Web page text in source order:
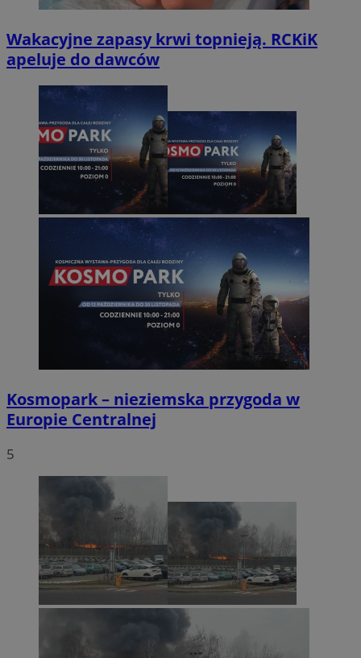
Wakacyjne zapasy krwi topnieją. RCKiK
apeluje do dawców
Kosmopark – nieziemska przygoda w
Europie Centralnej
5